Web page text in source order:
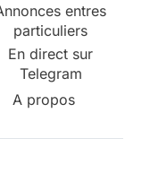
entres
particuliers
En direct sur
Telegram
A propos